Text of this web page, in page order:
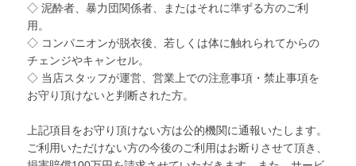
◇ 泥酔者、暴力団関係者、またはそれに準ずる方のご利
用。
◇ コンパニオンが脱衣後、若しくは体に触れられてからの
チェンジやキャンセル。
◇ 当店スタッフが運営、営業上での注意事項・禁止事項を
お守り頂けないと判断された方。
上記項目をお守り頂けない方は公的機関に通報いたします。
ご利用いただけない方の今後のご利用はお断りさせて頂き、